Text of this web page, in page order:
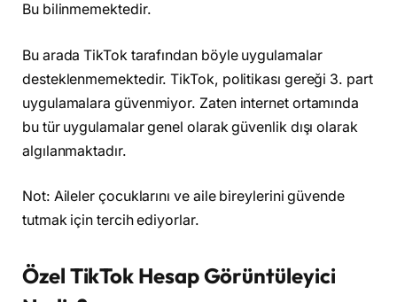
Bu bilinmemektedir.
Bu arada TikTok tarafından böyle uygulamalar
desteklenmemektedir. TikTok, politikası gereği 3. part
uygulamalara güvenmiyor. Zaten internet ortamında
bu tür uygulamalar genel olarak güvenlik dışı olarak
algılanmaktadır.
Not: Aileler çocuklarını ve aile bireylerini güvende
tutmak için tercih ediyorlar.
Özel TikTok Hesap Görüntüleyici